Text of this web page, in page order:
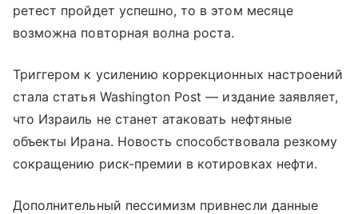
ретест пройдет успешно, то в этом месяце
возможна повторная волна роста.
Триггером к усилению коррекционных настроений
стала статья Washington Post — издание заявляет,
что Израиль не станет атаковать нефтяные
объекты Ирана. Новость способствовала резкому
сокращению риск-премии в котировках нефти.
Дополнительный пессимизм привнесли данные